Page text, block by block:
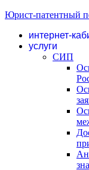
Юрист-патентный
интернет-
услуги
СИП